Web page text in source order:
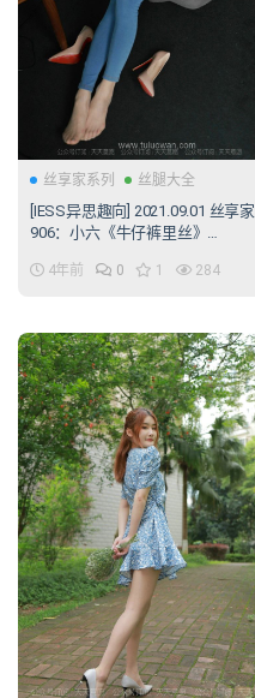
丝享家系列 丝腿大全
[IESS异思趣向] 2021.09.01 丝享家
906：小六《牛仔裤里丝》
4年前 0 1 284